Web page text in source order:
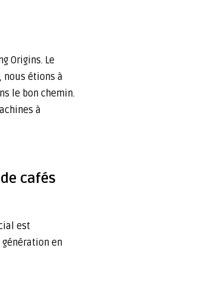
Origins. Le
nous étions à
le bon chemin.
à
cafés
est
en